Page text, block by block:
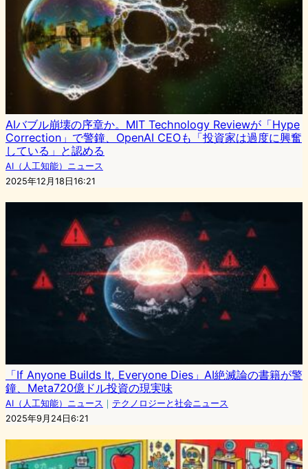
AIバブル崩壊の序章か。MIT Technology Reviewが「Hype
Correction」で警鐘、OpenAI CEOも「投資家は過度に興奮
している」と認める
AI（人工知能）ニュース
2025年12月18日16:21
「If Anyone Builds It, Everyone Dies」AI絶滅論の書籍が警
鐘、Meta720億ドル投資の現実味
AI（人工知能）ニュース ｜ テクノロジーと社会ニュース
2025年9月24日6:21